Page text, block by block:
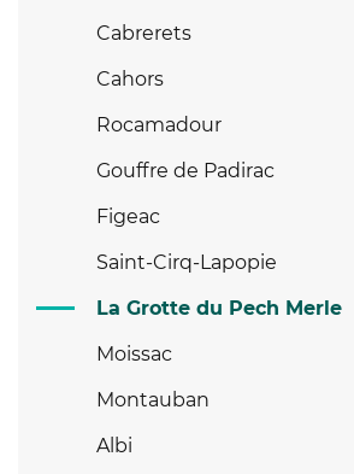
Cabrerets
Cahors
Rocamadour
Gouffre de Padirac
Figeac
Saint-Cirq-Lapopie
La Grotte du Pech Merle
Moissac
Montauban
Albi